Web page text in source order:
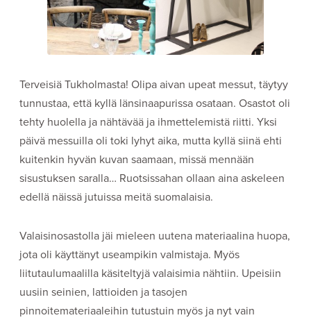
Terveisiä Tukholmasta! Olipa aivan upeat messut, täytyy
tunnustaa, että kyllä länsinaapurissa osataan. Osastot oli
tehty huolella ja nähtävää ja ihmettelemistä riitti. Yksi
päivä messuilla oli toki lyhyt aika, mutta kyllä siinä ehti
kuitenkin hyvän kuvan saamaan, missä mennään
sisustuksen saralla… Ruotsissahan ollaan aina askeleen
edellä näissä jutuissa meitä suomalaisia.
Valaisinosastolla jäi mieleen uutena materiaalina huopa,
jota oli käyttänyt useampikin valmistaja. Myös
liitutaulumaalilla käsiteltyjä valaisimia nähtiin. Upeisiin
uusiin seinien, lattioiden ja tasojen
pinnoitemateriaaleihin tutustuin myös ja nyt vain